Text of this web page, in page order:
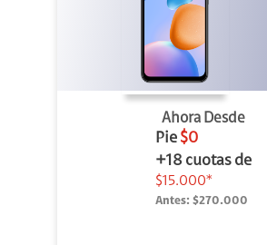
Ahora Desde
Pie $0
+18 cuotas de
$15.000*
Antes: $270.000